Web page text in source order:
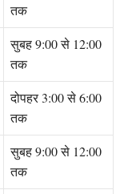
तक
सुबह 9:00 से 12:00
तक
दोपहर 3:00 से 6:00
तक
सुबह 9:00 से 12:00
तक